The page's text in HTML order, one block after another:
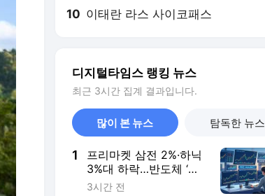
10 이태란 라스 사이코패스
디지털타임스 랭킹 뉴스
최근 3시간 집계 결과입니다.
많이 본 뉴스 탐독한 뉴스
1
프리마켓 삼전 2%·하닉
3%대 하락…반도체 ‘숨
고르기’?
3시간 전